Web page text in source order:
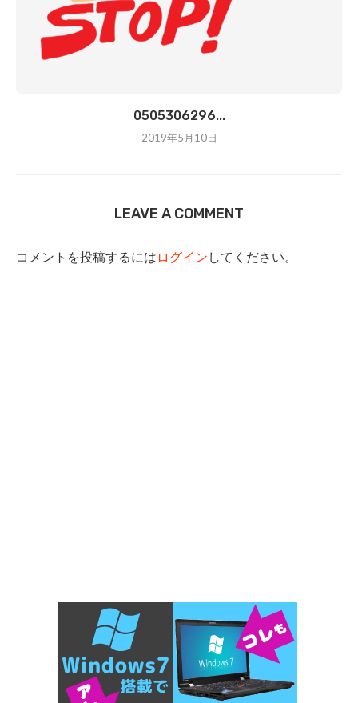
0505306296...
2019年5月10日
LEAVE A COMMENT
コメントを投稿するには ログイン してください。